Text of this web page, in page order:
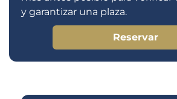
y garantizar una plaza.
Reservar